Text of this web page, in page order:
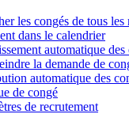
les congés de tous les
dans le calendrier
automatique des
la demande de
automatique des
de congé
de recrutement